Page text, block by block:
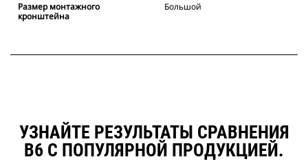
Размер монтажного
кронштейна
Большой
УЗНАЙТЕ РЕЗУЛЬТАТЫ СРАВНЕНИЯ
B6 С ПОПУЛЯРНОЙ ПРОДУКЦИЕЙ.